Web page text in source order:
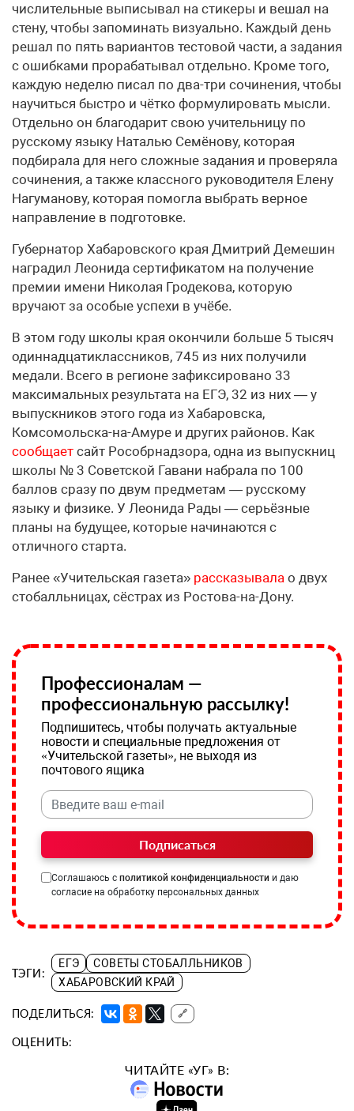
числительные выписывал на стикеры и вешал на
стену, чтобы запоминать визуально. Каждый день
решал по пять вариантов тестовой части, а задания
с ошибками прорабатывал отдельно. Кроме того,
каждую неделю писал по два-три сочинения, чтобы
научиться быстро и чётко формулировать мысли.
Отдельно он благодарит свою учительницу по
русскому языку Наталью Семёнову, которая
подбирала для него сложные задания и проверяла
сочинения, а также классного руководителя Елену
Нагуманову, которая помогла выбрать верное
направление в подготовке.
Губернатор Хабаровского края Дмитрий Демешин
наградил Леонида сертификатом на получение
премии имени Николая Гродекова, которую
вручают за особые успехи в учёбе.
В этом году школы края окончили больше 5 тысяч
одиннадцатиклассников, 745 из них получили
медали. Всего в регионе зафиксировано 33
максимальных результата на ЕГЭ, 32 из них — у
выпускников этого года из Хабаровска,
Комсомольска-на-Амуре и других районов. Как
сообщает сайт Рособрнадзора, одна из выпускниц
школы № 3 Советской Гавани набрала по 100
баллов сразу по двум предметам — русскому
языку и физике. У Леонида Рады — серьёзные
планы на будущее, которые начинаются с
отличного старта.
Ранее «Учительская газета» рассказывала о двух
стобалльницах, сёстрах из Ростова-на-Дону.
Профессионалам —
профессиональную рассылку!
Подпишитесь, чтобы получать актуальные
новости и специальные предложения от
«Учительской газеты», не выходя из
почтового ящика
Подписаться
Соглашаюсь с политикой конфиденциальности и даю
согласие на обработку персональных данных
ТЭГИ:
ЕГЭ
СОВЕТЫ СТОБАЛЛЬНИКОВ
ХАБАРОВСКИЙ КРАЙ
ПОДЕЛИТЬСЯ: 🔗
ОЦЕНИТЬ:
ЧИТАЙТЕ «УГ» В: